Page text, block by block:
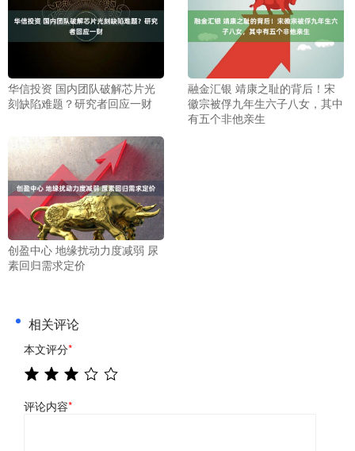
华信投资 国内团队破解芯片光
刻缺陷难题？研究者回应一财
融金汇银 靖康之耻的背后！宋
徽宗被俘九年生六子八女，其中
有五个非他亲生
创盈中心 地缘扰动力度减弱 尿
素回归需求定价
相关评论
本文评分*
评论内容*